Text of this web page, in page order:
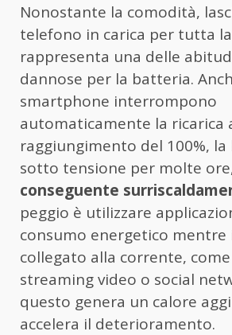
Nonostante la comodità,
telefono in carica per tutta
rappresenta una delle
dannose per la batteria.
smartphone interrompono
automaticamente la ricarica
raggiungimento del 100%,
sotto tensione per molte
conseguente
peggio è utilizzare
consumo energetico
collegato alla corrente,
streaming video o social
questo genera un calore
accelera il deterioramento.